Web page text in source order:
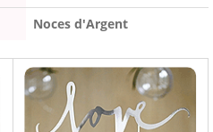
Noces d'Argent